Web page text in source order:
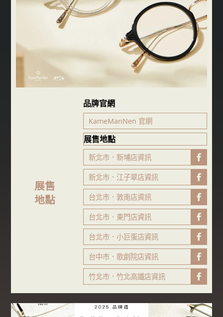
展售
地點
品牌官網
KameManNen 官網
展售地點
新北市．新埔店資訊
新北市．江子翠店資訊FB粉專
台北市．敦南店資訊
台北市．東門店資訊
台北市．小巨蛋店資訊FB粉專
台中市．歌劇院店資訊FB粉專
竹北市．竹北高鐵店資訊
FB粉專